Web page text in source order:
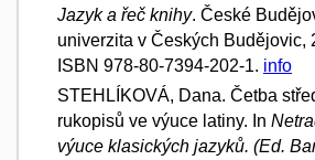
Jazyk a řeč knihy. České
univerzita v Českých Budějovic,
ISBN 978-80-7394-202-1. info
STEHLÍKOVÁ, Dana. Četba
rukopisů ve výuce latiny. In
výuce klasických jazyků. (Ed.